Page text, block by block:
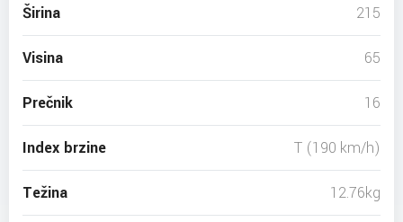
Širina 215
Visina 65
Prečnik 16
Index brzine T (190 km/h)
Težina 12.76kg